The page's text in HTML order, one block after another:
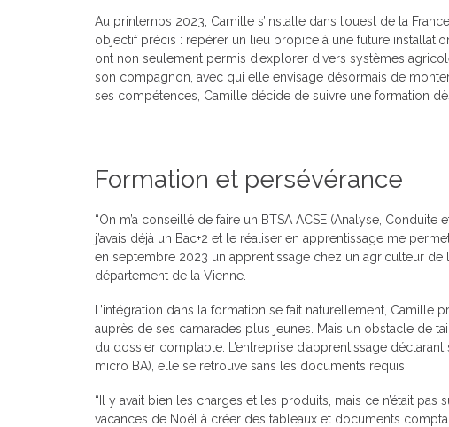
Au printemps 2023, Camille s’installe dans l’ouest de la
objectif précis : repérer un lieu propice à une future
ont non seulement permis d’explorer divers systèmes
son compagnon, avec qui elle envisage désormais de
ses compétences, Camille décide de suivre une formation
Formation et persévérance
“On m’a conseillé de faire un BTSA ACSE (Analyse, Conduite
j’avais déjà un Bac+2 et le réaliser en apprentissage me
en septembre 2023 un apprentissage chez un agriculteur
département de la Vienne.
L’intégration dans la formation se fait naturellement, Camille
auprès de ses camarades plus jeunes. Mais un obstacle de
du dossier comptable. L’entreprise d’apprentissage
micro BA), elle se retrouve sans les documents requis.
“Il y avait bien les charges et les produits, mais ce n’était pas
vacances de Noël à créer des tableaux et documents